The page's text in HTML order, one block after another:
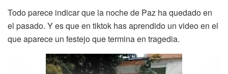
Todo parece indicar que la noche de Paz ha quedado en
el pasado. Y es que en tiktok has aprendido un video en el
que aparece un festejo que termina en tragedia.